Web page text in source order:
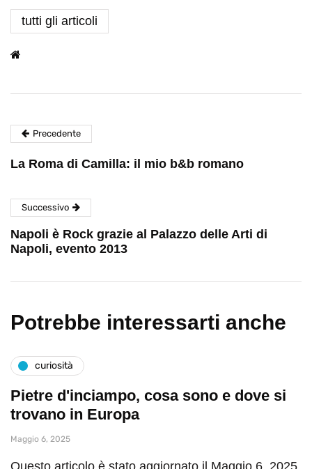
tutti gli articoli
Precedente
La Roma di Camilla: il mio b&b romano
Successivo
Napoli è Rock grazie al Palazzo delle Arti di
Napoli, evento 2013
Potrebbe interessarti anche
curiosità
Pietre d'inciampo, cosa sono e dove si
trovano in Europa
Maggio 6, 2025
Questo articolo è stato aggiornato il Maggio 6, 2025